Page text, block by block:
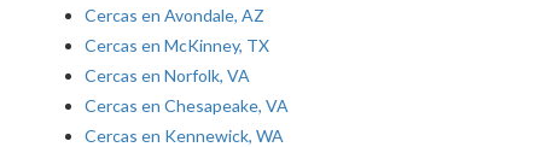
Cercas en Avondale, AZ
Cercas en McKinney, TX
Cercas en Norfolk, VA
Cercas en Chesapeake, VA
Cercas en Kennewick, WA